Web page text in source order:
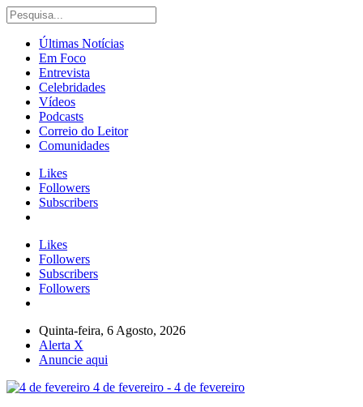
Últimas Notícias
Em Foco
Entrevista
Celebridades
Vídeos
Podcasts
Correio do Leitor
Comunidades
Likes
Followers
Subscribers
Likes
Followers
Subscribers
Followers
Quinta-feira, 6 Agosto, 2026
Alerta X
Anuncie aqui
4 de fevereiro - 4 de fevereiro